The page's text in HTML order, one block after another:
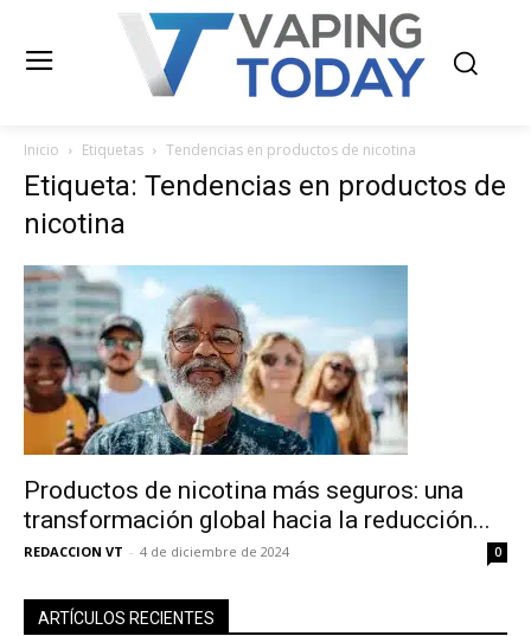
Inicio Etiquetas Tendencias en productos de nicotina
Etiqueta: Tendencias en productos de
nicotina
Productos de nicotina más seguros: una
transformación global hacia la reducción...
REDACCION VT - 4 de diciembre de 2024 0
ARTÍCULOS RECIENTES